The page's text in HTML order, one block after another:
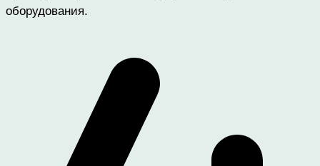
оборудования.